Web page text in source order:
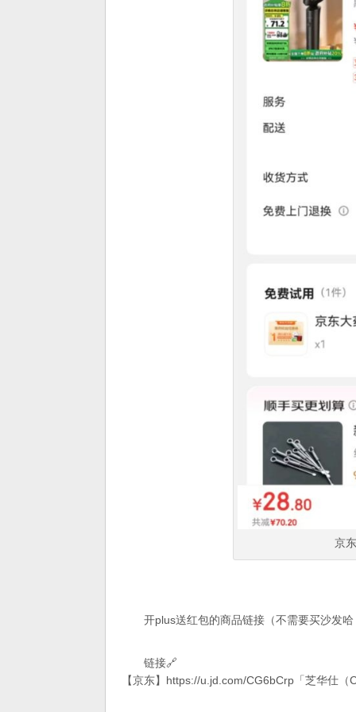
京
开plus送红包的商品链接（不需要买沙发
链接🔗
【京东】 https://u.jd.com/CG6bCrp 「芝华仕